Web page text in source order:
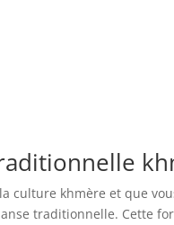
culture khmère et que
traditionnelle. Cette